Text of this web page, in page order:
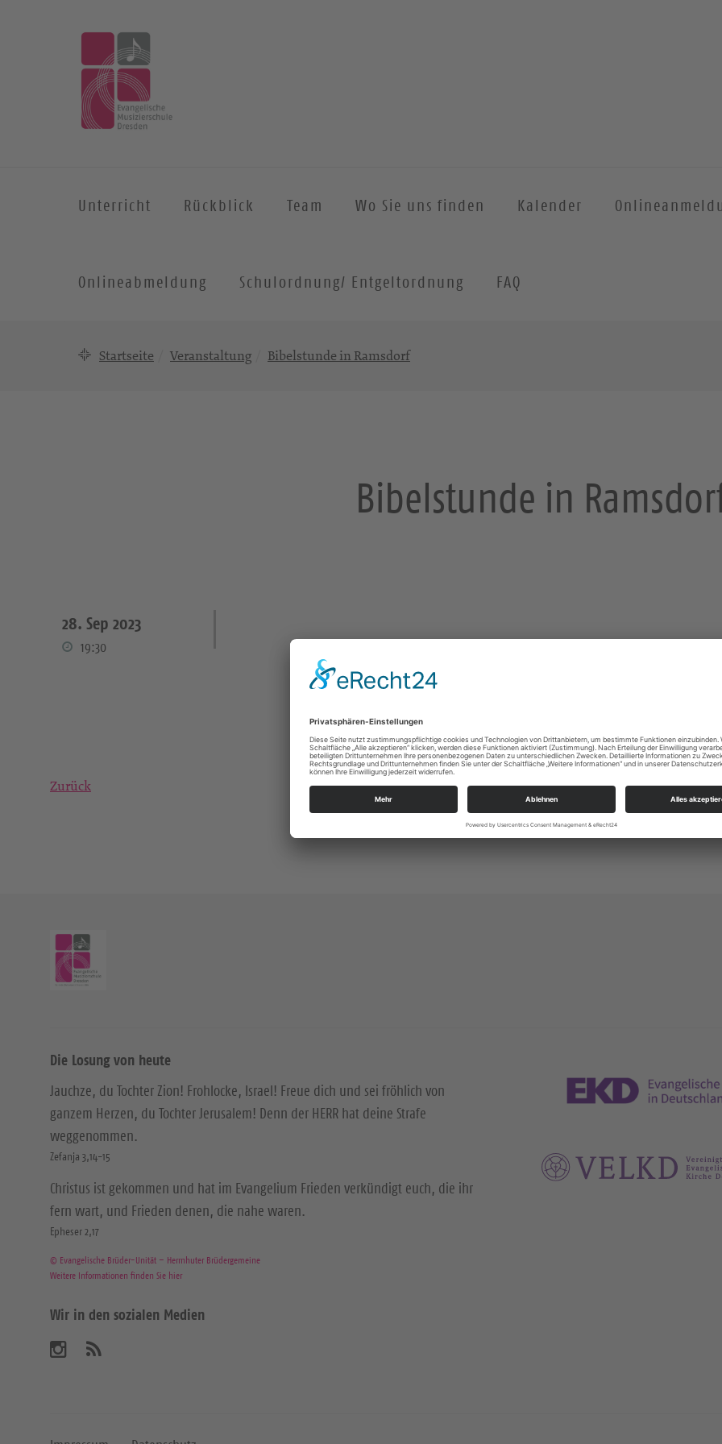
Unterricht Rückblick Team Wo Sie uns finden Kalender
Onlineabmeldung Schulordnung/ Entgeltordnung FAQ
Startseite Veranstaltung Bibelstunde in Ramsdorf
Bibelstunde in
28. Sep 2023
19:30
Zurück
Die Losung von heute
Jauchze, du Tochter Zion! Frohlocke, Israel! Freue dich und sei fröhlich von
ganzem Herzen, du Tochter Jerusalem! Denn der HERR hat deine Strafe
weggenommen.
Zefanja 3,14-15
Christus ist gekommen und hat im Evangelium Frieden verkündigt euch, die ihr
fern wart, und Frieden denen, die nahe waren.
Epheser 2,17
© Evangelische Brüder-Unität – Herrnhuter Brüdergemeine
Weitere Informationen finden Sie hier
Wir in den sozialen Medien